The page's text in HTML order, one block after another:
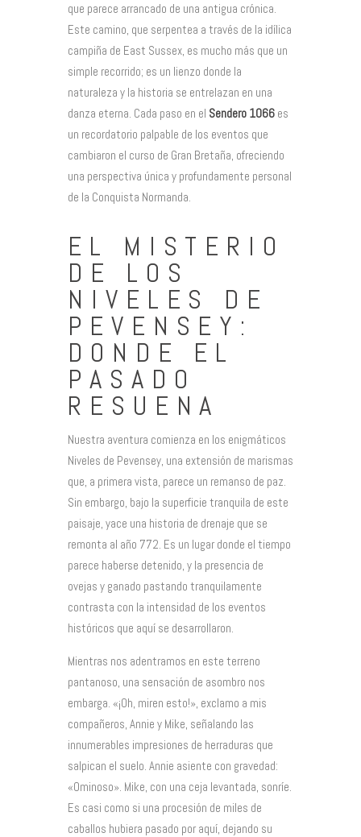
que parece arrancado de una antigua crónica.
Este camino, que serpentea a través de la idílica
campiña de East Sussex, es mucho más que un
simple recorrido; es un lienzo donde la
naturaleza y la historia se entrelazan en una
danza eterna. Cada paso en el Sendero 1066 es
un recordatorio palpable de los eventos que
cambiaron el curso de Gran Bretaña, ofreciendo
una perspectiva única y profundamente personal
de la Conquista Normanda.
EL MISTERIO
DE LOS
NIVELES DE
PEVENSEY:
DONDE EL
PASADO
RESUENA
Nuestra aventura comienza en los enigmáticos
Niveles de Pevensey, una extensión de marismas
que, a primera vista, parece un remanso de paz.
Sin embargo, bajo la superficie tranquila de este
paisaje, yace una historia de drenaje que se
remonta al año 772. Es un lugar donde el tiempo
parece haberse detenido, y la presencia de
ovejas y ganado pastando tranquilamente
contrasta con la intensidad de los eventos
históricos que aquí se desarrollaron.
Mientras nos adentramos en este terreno
pantanoso, una sensación de asombro nos
embarga. «¡Oh, miren esto!», exclamo a mis
compañeros, Annie y Mike, señalando las
innumerables impresiones de herraduras que
salpican el suelo. Annie asiente con gravedad:
«Ominoso». Mike, con una ceja levantada, sonríe.
Es casi como si una procesión de miles de
caballos hubiera pasado por aquí, dejando su